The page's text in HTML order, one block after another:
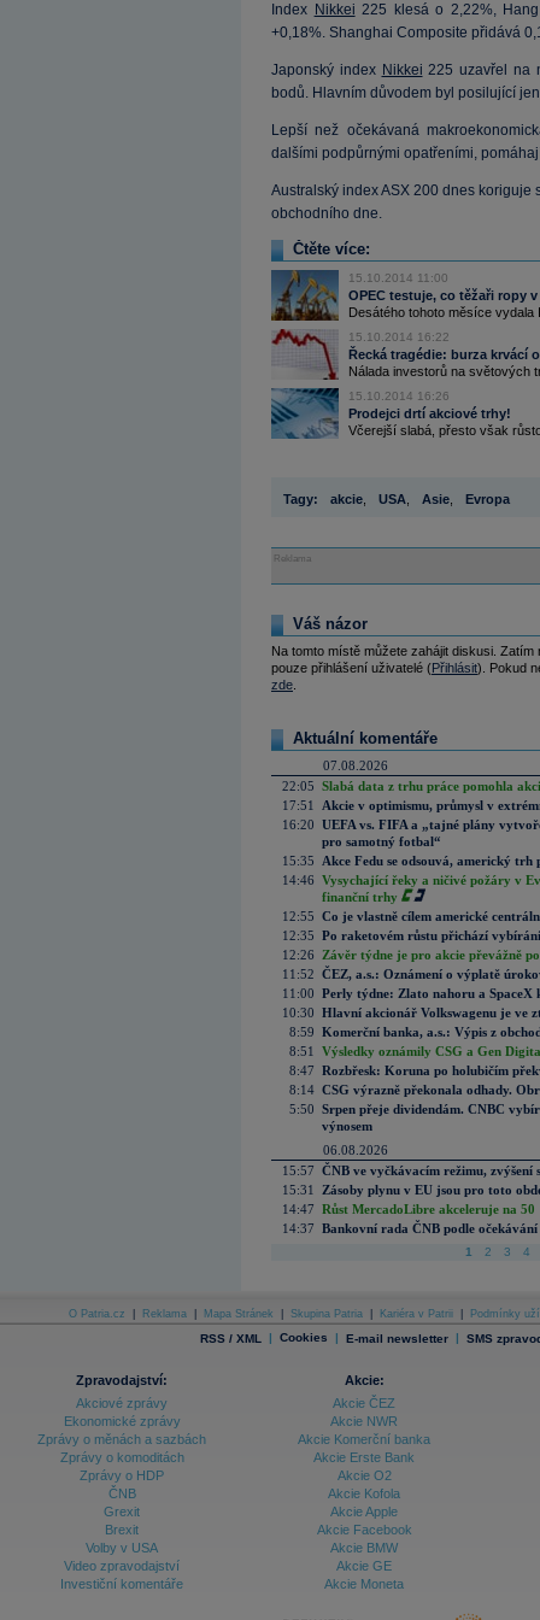
Index Nikkei 225 klesá o 2,22%,
+0,18%. Shanghai Composite přidává
Japonský index Nikkei 225 uzavřel na
bodů. Hlavním důvodem byl posilující
Lepší než očekávaná
dalšími podpůrnými opatřeními,
Australský index ASX 200 dnes
obchodního dne.
Čtěte více:
15.10.2014 11:00
OPEC testuje, co těžaři ropy
Desátého tohoto měsíce
15.10.2014 16:22
Řecká tragédie: burza krvácí
Nálada investorů na světových
15.10.2014 16:26
Prodejci drtí akciové trhy!
Včerejší slabá, přesto však
Tagy: akcie USA Asie Evropa
Reklama
Váš názor
Na tomto místě můžete zahájit diskusi.
pouze přihlášení uživatelé (Přihlásit). Pokud
zde
Aktuální komentáře
07.08.2026
22:05 Slabá data z trhu práce pomohla
17:51
Akcie v optimismu, průmysl v
16:20 UEFA vs. FIFA a „tajné plány
pro samotný fotbal“
15:35
Akce Fedu se odsouvá, americký
14:46 Vysychající řeky a ničivé požáry v
finanční trhy
12:55 Co je vlastně cílem americké
12:35 Po raketovém růstu přichází
12:26
Závěr týdne je pro akcie převážně
11:52 ČEZ, a.s.: Oznámení o výplatě
11:00 Perly týdne: Zlato nahoru a SpaceX
10:30 Hlavní akcionář Volkswagenu je ve
8:59 Komerční banka, a.s.: Výpis z
8:51
Výsledky oznámily CSG a Gen
8:47 Rozbřesk: Koruna po holubičím
8:14 CSG výrazně překonala odhady.
5:50 Srpen přeje dividendám. CNBC
výnosem
06.08.2026
15:57 ČNB ve vyčkávacím režimu, zvýšení
15:31
Zásoby plynu v EU jsou pro toto
14:47 Růst MercadoLibre akceleruje na
14:37 Bankovní rada ČNB podle
1 2 3 4
O Patria.cz Reklama Mapa Stránek Skupina Patria Kariéra v Patrii Podmínky
RSS / XML | Cookies | E-mail newsletter | SMS
Zpravodajství:
Akciové zprávy
Ekonomické zprávy
Zprávy o měnách a sazbách
Zprávy o komoditách
Zprávy o HDP
ČNB
Grexit
Brexit
Volby v USA
Video zpravodajství
Investiční komentáře
Akcie:
Akcie ČEZ
Akcie NWR
Akcie Komerční banka
Akcie Erste Bank
Akcie O2
Akcie Kofola
Akcie Apple
Akcie Facebook
Akcie BMW
Akcie GE
Akcie Moneta